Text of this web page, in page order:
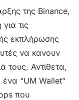
της Binance,
τις
εκπλήρωσης
να κανουν
τους. Αντίθετα,
“UM Wallet”
που